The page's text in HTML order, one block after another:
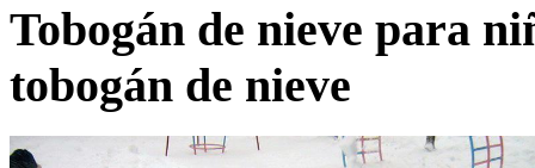
Tobogán de nieve para
tobogán de nieve